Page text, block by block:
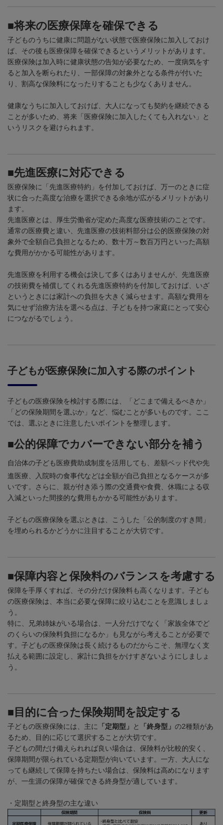
■将来の医療保障を確保できる
子どものうちに健康に問題がない状態で医療保険に加入しておけ
ば、その後も医療保障を確保できるというメリットがあります。
医療保険は加入時に健康状態の告知が必要なため、一度病気をす
ると加入を断られたり、一部保障の対象外となる条件が付いた
り、割高な保険料になったりすることも少なくありません。
健康なうちに加入しておけば、大人になっても契約を継続できる
ことが多いため、将来「医療保険に加入したくても入れない」と
いうリスクを避けられます。
■先進医療に対応できる
医療保険に「先進医療特約」を付加しておけば、万一のときに症
状に合った高度な治療を選択できる余地が広がるメリットがあり
ます。
先進医療とは、厚生労働省が定めた高度な医療技術のことです。
通常の医療費と違い、先進医療の技術料部分は公的医療保険の対
象外で全額自己負担となるため、数十万～数百万円といった高額
な費用がかかる可能性があります。
先進医療を利用する機会は決して多くはありませんが、先進医療
の技術費を補償してくれる先進医療特約を付加しておけば、いざ
というときには家計への負担を大きく減らせます。高額な費用を
気にせず治療方法を選べる点は、子どもを持つ家庭にとって安心
につながるでしょう。
子どもが医療保険に加入する際のポイント
子どもの医療保険を検討する際には、「どこまで備えるべきか」
「どの保険期間を選ぶか」など、悩むことが多いものです。ここ
では、選ぶときに注意したいポイントを整理します。
■公的保障でカバーできない部分を補う
自治体の子ども医療費助成制度を活用しても、差額ベッド代や先
進医療、入院時の食事代などは全額が自己負担となるケースが多
いです。さらに、親が付き添う際の交通費や食費、休職による収
入減といった間接的な費用もかかる可能性があります。
子どもの医療保険を選ぶときは、こうした「公的制度のすき間」
を埋められるかどうかに注目することが大切です。
■保障内容と保険料のバランスを考慮する
保障を手厚くすれば、その分だけ保険料も高くなります。子ども
の医療保険は、本当に必要な保障に絞り込むことを意識しましょ
う。
特に、兄弟姉妹がいる場合は、一人分だけでなく「家族全体でど
のくらいの保険料負担になるか」も見ながら考えることが必要で
す。子どもの医療保険は長く続けるものだからこそ、無理なく支
払える範囲に設定し、家計に負担をかけすぎないようにしましょ
う。
■目的に合った保険期間を設定する
子どもの医療保険には、主に 「定期型」 と 「終身型」 の2種類があ
るため、目的に応じて選択することが大切です。
子どもの間だけ備えられれば良い場合は、保険料が比較的安く、
保障期間が限られている定期型が向いています。一方、大人にな
っても継続して保障を持ちたい場合は、保険料は高めになります
が、一生涯の保障が確保できる終身型が適しています。
・定期型と終身型の主な違い